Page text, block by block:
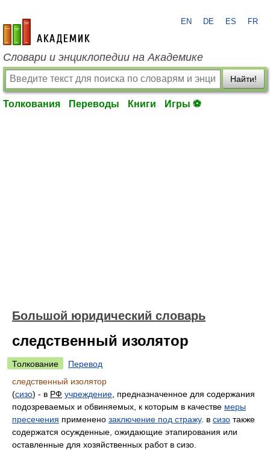
academic.ru
EN DE ES FR
Словари и энциклопедии на Академике
Найти!
Толкования Переводы Книги Игры ⚽
Большой юридический словарь
следственный изолятор
Толкование
Перевод
следственный изолятор
(сизо) - в РФ учреждение , предназначенное для содержания
подозреваемых и обвиняемых, к которым в качестве меры
пресечения применено заключение под стражу. в сизо также
содержатся осужденные, ожидающие этапирования или
оставленные для хозяйственных работ в сизо.